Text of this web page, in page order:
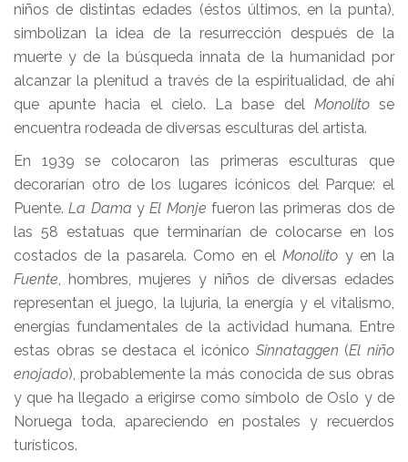
niños de distintas edades (éstos últimos, en la punta),
simbolizan la idea de la resurrección después de la
muerte y de la búsqueda innata de la humanidad por
alcanzar la plenitud a través de la espiritualidad, de ahí
que apunte hacia el cielo. La base del Monolitose
encuentra rodeada de diversas esculturas del artista.
En 1939 se colocaron las primeras esculturas que
decorarían otro de los lugares icónicos del Parque: el
Puente.La Dama yEl Monje fueron las primeras dos de
las 58 estatuas que terminarían de colocarse en los
costados de la pasarela. Como en elMonolito y en la
Fuente, hombres, mujeres y niños de diversas edades
representan el juego, la lujuria, la energía y el vitalismo,
energías fundamentales de la actividad humana. Entre
estas obras se destaca el icónico Sinnataggen (El niño
enojado), probablemente la más conocida de sus obras
y que ha llegado a erigirse como símbolo de Oslo y de
Noruega toda, apareciendo en postales y recuerdos
turísticos.